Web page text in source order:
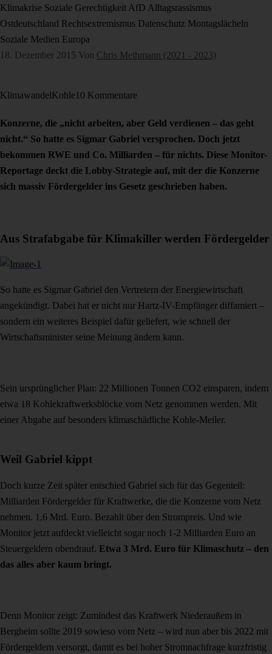
Klimakrise Soziale Gerechtigkeit AfD Alltagsrassismus
Ostdeutschland Rechtsextremismus Datenschutz Montagslächeln
Soziale Medien Europa
18. Dezember 2015 Von Chris Methmann (2021 - 2023)
KlimawandelKohle10 Kommentare
Konzerne, die „nicht arbeiten, aber Geld verdienen – das geht
nicht.“ So hatte es Sigmar Gabriel versprochen. Doch jetzt
bekommen RWE und Co. Milliarden – für nichts. Diese Monitor-
Reportage deckt die Lobby-Strategie auf, mit der die Konzerne
sich massiv Fördergelder ins Gesetz geschrieben haben.
Aus Strafabgabe für Klimakiller werden Fördergelder
So hatte es Sigmar Gabriel den Vertretern der Energiewirtschaft
angekündigt. Dabei hat er nicht nur Hartz-IV-Empfänger diffamiert –
sondern ein weiteres Beispiel dafür geliefert, wie schnell der
Wirtschaftsminister seine Meinung ändern kann.
Sein ursprünglicher Plan: 22 Millionen Tonnen CO2 einsparen, indem
etwa 18 Kohlekraftwerksblöcke vom Netz genommen werden. Mit
einer Abgabe auf besonders klimaschädliche Kohle-Meiler.
Weil Gabriel kippt
Doch kurze Zeit später entschied Gabriel sich für das Gegenteil:
Milliarden Fördergelder für Kraftwerke, die die Konzerne vom Netz
nehmen. 1,6 Mrd. Euro. Bezahlt über den Strompreis. Und wie
Monitor jetzt aufdeckt vielleicht sogar noch 1-2 Milliarden Euro an
Steuergeldern obendrauf. Etwa 3 Mrd. Euro für Klimaschutz – den
das alles aber kaum bringt.
Denn Monitor zeigt: Zumindest das Kraftwerk Niederaußem in
Bergheim sollte 2019 sowieso vom Netz – wird nun aber bis 2022 mit
Fördergeldern versorgt, damit es bei hoher Stromnachfrage kurzfristig